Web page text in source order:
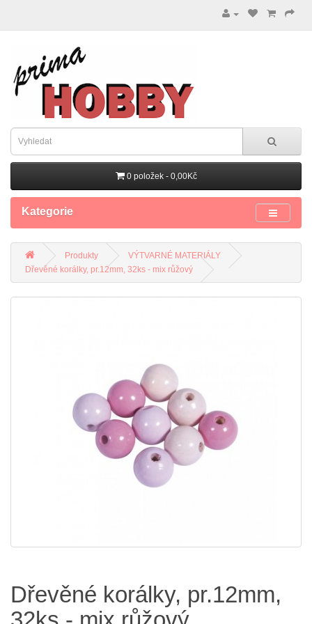
0 položek - 0,00Kč
Kategorie
Produkty
VÝTVARNÉ MATERIÁLY
Dřevěné korálky, pr.12mm, 32ks - mix růžový
Dřevěné korálky, pr.12mm,